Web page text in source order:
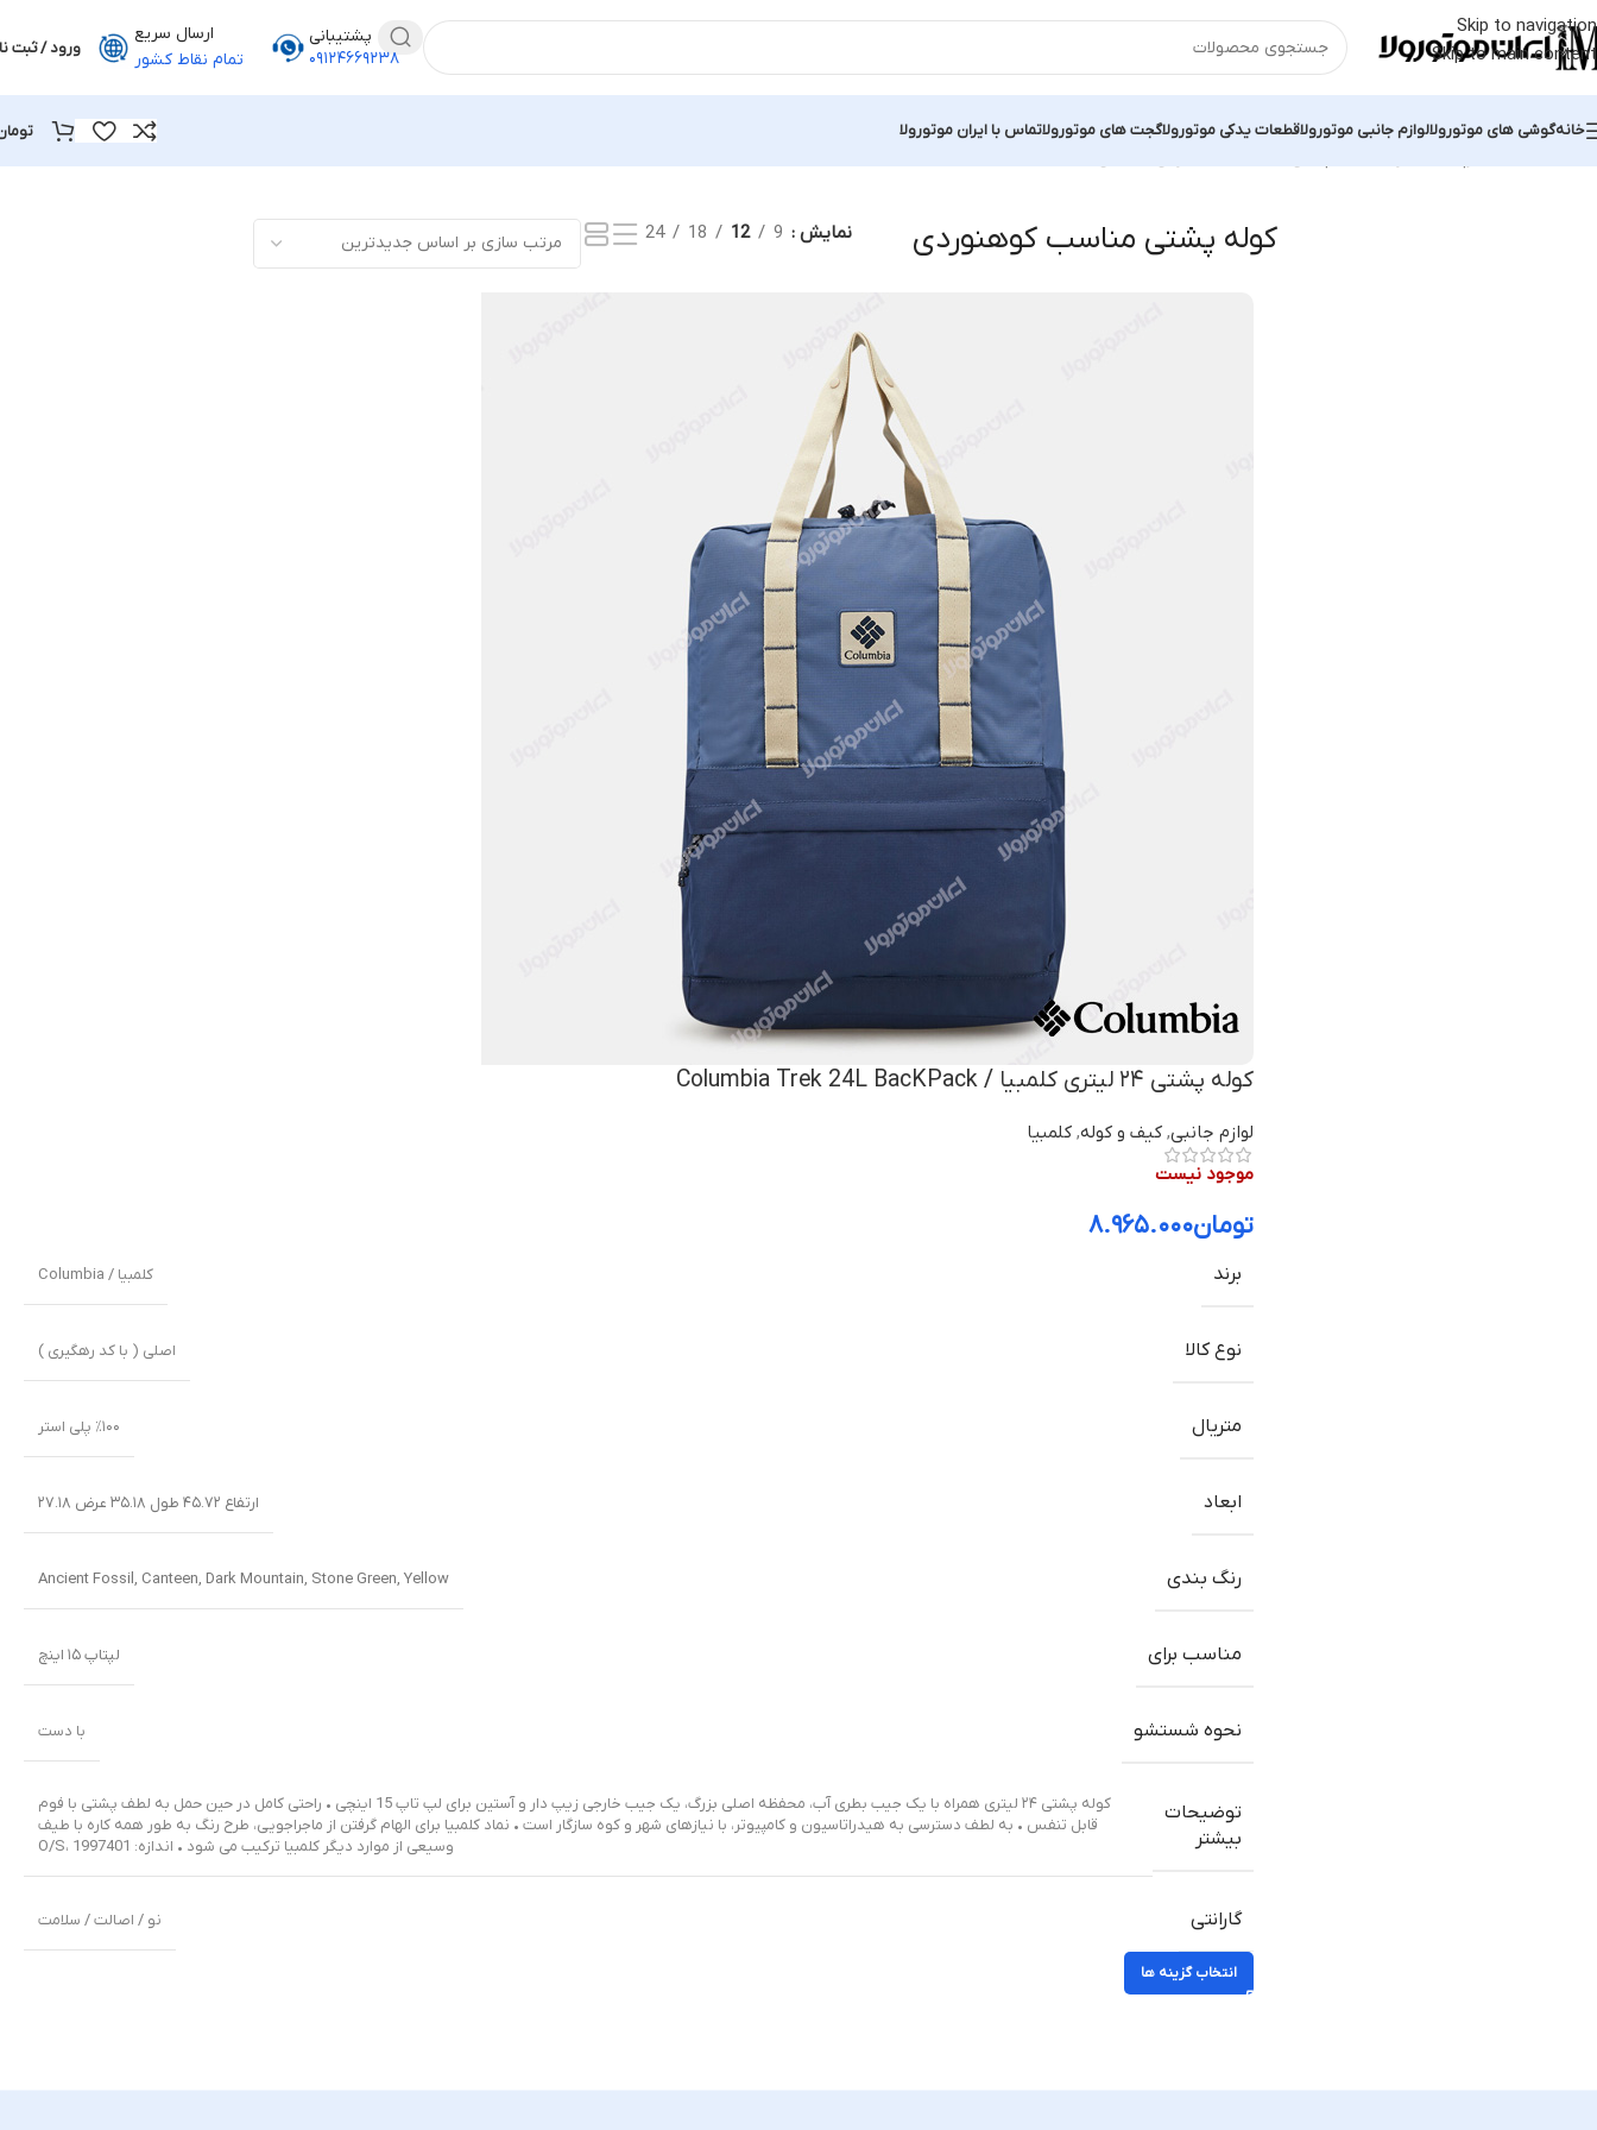
Skip to navigation
Skip to main content
پشتیبانی
۰۹۱۲۴۶۶۹۲۳۸
ارسال سریع
تمام نقاط کشور
ورود / ثبت
خانهگوشی های موتورولالوازم جانبی موتورولاقطعات یدکی موتورولاگجت های موتورولاتماس با ایران موتورولا
کوله پشتی مناسب کوهنوردی نمایش 9
12
18
24
کوله پشتی ۲۴ لیتری کلمبیا / Columbia Trek 24L BacKPack
لوازم جانبی, کیف و کوله, کلمبیا
موجود نیست
تومان۸.۹۶۵.۰۰۰
برند کلمبیا / Columbia
نوع کالا اصلی ( با کد رهگیری )
متریال ٪۱۰۰ پلی استر
ابعاد ارتفاع ۴۵.۷۲ طول ۳۵.۱۸ عرض ۲۷.۱۸
رنگ بندی Ancient Fossil, Canteen, Dark Mountain, Stone Green, Yellow
مناسب برای لپتاپ ۱۵ اینچ
نحوه شستشو با دست
توضیحات
بیشتر
کوله پشتی ۲۴ لیتری همراه با یک جیب بطری آب، محفظه اصلی بزرگ، یک جیب خارجی زیپ دار و آستین برای لپ تاپ 15 اینچی • راحتی کامل در حین حمل به لطف پشتی با فوم
قابل تنفس • به لطف دسترسی به هیدراتاسیون و کامپیوتر، با نیازهای شهر و کوه سازگار است • نماد کلمبیا برای الهام گرفتن از ماجراجویی، طرح رنگ به طور همه کاره با طیف
وسیعی از موارد دیگر کلمبیا ترکیب می شود • اندازه: O/S، 1997401
گارانتی نو / اصالت / سلامت
انتخاب گزینه ها